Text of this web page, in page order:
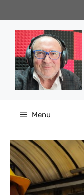
al
contenuto
Menu